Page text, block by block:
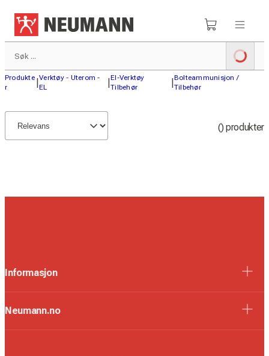
Produkte
r
|Verktøy - Uterom -
EL
|El-Verktøy
Tilbehør
Bolteammunisjon /
Tilbehør
() produkter
Informasjon
Neumann.no